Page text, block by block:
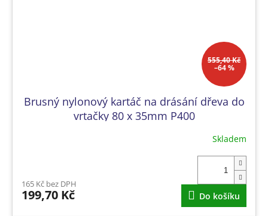
555,40 Kč
–64 %
Brusný nylonový kartáč na drásání dřeva do
vrtačky 80 x 35mm P400
Skladem
165 Kč bez DPH
199,70 Kč Do košíku